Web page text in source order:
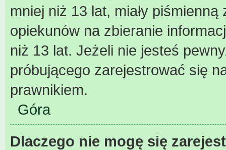
mniej niż 13 lat, miały
opiekunów na zbieranie
niż 13 lat. Jeżeli nie jesteś
próbującego zarejestrować się
prawnikiem.
Góra
Dlaczego nie mogę się